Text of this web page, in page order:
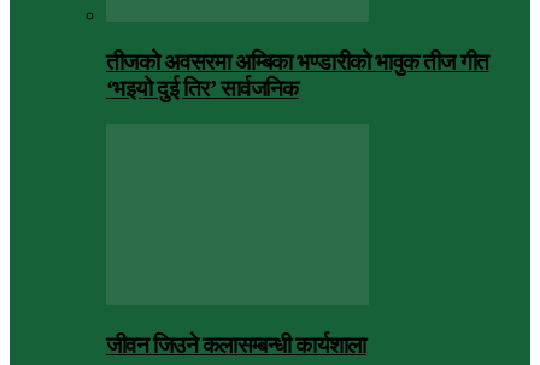
तीजको अवसरमा अम्बिका भण्डारीको भावुक तीज गीत
‘भइयो दुई तिर’ सार्वजनिक
जीवन जिउने कलासम्बन्धी कार्यशाला